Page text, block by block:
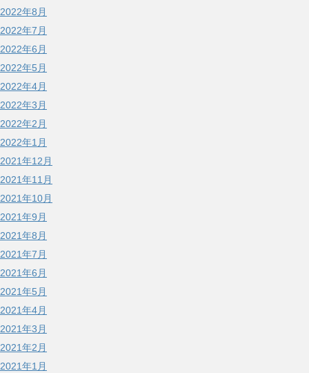
2022年8月
2022年7月
2022年6月
2022年5月
2022年4月
2022年3月
2022年2月
2022年1月
2021年12月
2021年11月
2021年10月
2021年9月
2021年8月
2021年7月
2021年6月
2021年5月
2021年4月
2021年3月
2021年2月
2021年1月